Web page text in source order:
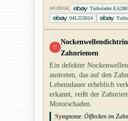
ANZEIGE
Turbolader
04L253014
!!
Zahnriemen
Ein defekter
austreten, das auf den
Lebensdauer erheblich
erkannt, reißt der
Motorschaden.
Symptome: Ölflecken im